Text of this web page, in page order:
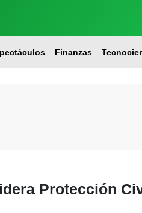
Finanzas
Protección